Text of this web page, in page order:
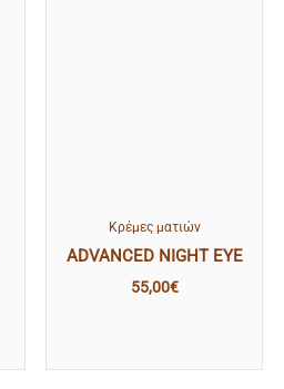
Κρέμες ματιών
ADVANCED NIGHT EYE
55,00€